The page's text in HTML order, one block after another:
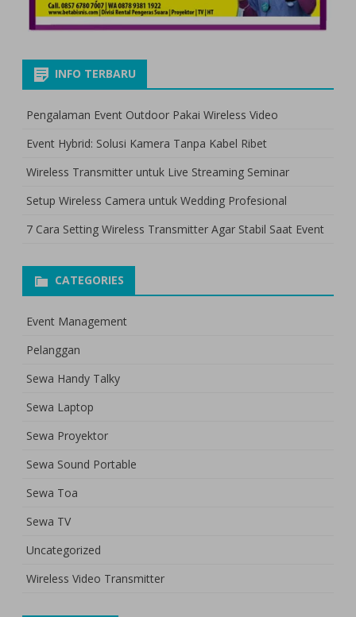
INFO TERBARU
Pengalaman Event Outdoor Pakai Wireless Video
Event Hybrid: Solusi Kamera Tanpa Kabel Ribet
Wireless Transmitter untuk Live Streaming Seminar
Setup Wireless Camera untuk Wedding Profesional
7 Cara Setting Wireless Transmitter Agar Stabil Saat Event
CATEGORIES
Event Management
Pelanggan
Sewa Handy Talky
Sewa Laptop
Sewa Proyektor
Sewa Sound Portable
Sewa Toa
Sewa TV
Uncategorized
Wireless Video Transmitter